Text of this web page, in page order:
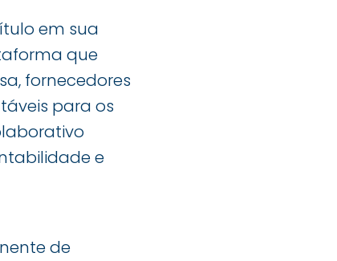
em sua
que
fornecedores
para os
e
de